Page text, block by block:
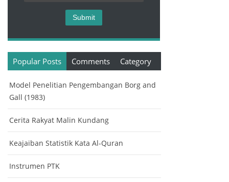
Popular Posts Comments Category
Model Penelitian Pengembangan Borg and
Gall (1983)
Cerita Rakyat Malin Kundang
Keajaiban Statistik Kata Al-Quran
Instrumen PTK